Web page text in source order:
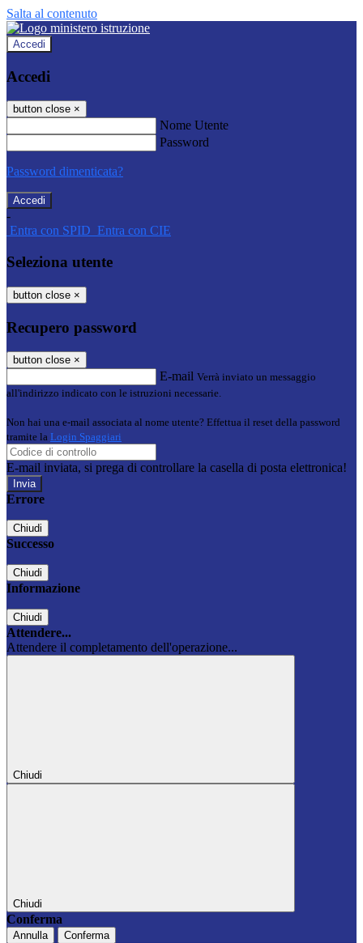
Salta al contenuto
Accedi
Accedi
button close ×
Nome Utente
Password
Password dimenticata?
-
Entra con SPID Entra con CIE
Seleziona utente
button close ×
Recupero password
button close ×
E-mail Verrà inviato un messaggio
all'indirizzo indicato con le istruzioni necessarie.
Non hai una e-mail associata al nome utente? Effettua il reset della password
tramite la Login Spaggiari
E-mail inviata, si prega di controllare la casella di posta elettronica!
Errore
Chiudi
Successo
Chiudi
Informazione
Chiudi
Attendere...
Attendere il completamento dell'operazione...
Chiudi
Chiudi
Conferma
Annulla Conferma